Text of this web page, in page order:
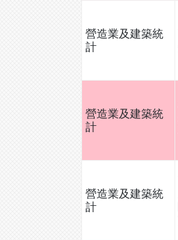
營造業及建築統
計
營造業及建築統
計
營造業及建築統
計